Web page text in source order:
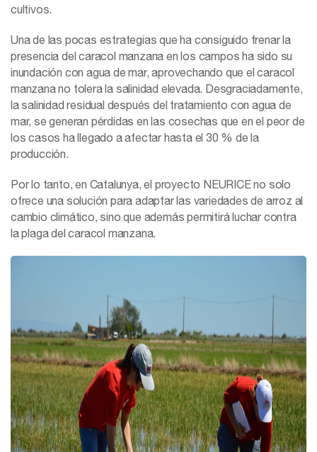
cultivos.
Una de las pocas estrategias que ha consiguido frenar la
presencia del caracol manzana en los campos ha sido su
inundación con agua de mar, aprovechando que el caracol
manzana no tolera la salinidad elevada. Desgraciadamente,
la salinidad residual después del tratamiento con agua de
mar, se generan pérdidas en las cosechas que en el peor de
los casos ha llegado a afectar hasta el 30 % de la
producción.
Por lo tanto, en Catalunya, el proyecto NEURICE no solo
ofrece una solución para adaptar las variedades de arroz al
cambio climático, sino que además permitirá luchar contra
la plaga del caracol manzana.